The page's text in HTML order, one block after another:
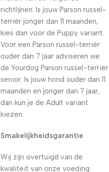
richtlijnen. Is jouw Parson russel-
terriër jonger dan 11 maanden,
kies dan voor de Puppy variant.
Voor een Parson russel-terriër
ouder dan 7 jaar adviseren we
de Yourdog Parson russel-terriër
senior. Is jouw hond ouder dan 11
maanden en jonger dan 7 jaar,
dan kun je de Adult variant
kiezen.
Smakelijkheidsgarantie
Wij zijn overtuigd van de
kwaliteit van onze voeding.